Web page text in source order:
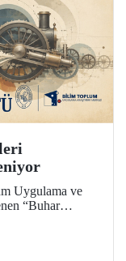
Uygulama ve
“Buhar